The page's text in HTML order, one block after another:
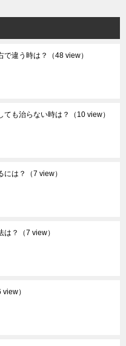
で違う時は？ （48 view）
ても治らない時は？ （10 view）
には？ （7 view）
は？ （7 view）
view）